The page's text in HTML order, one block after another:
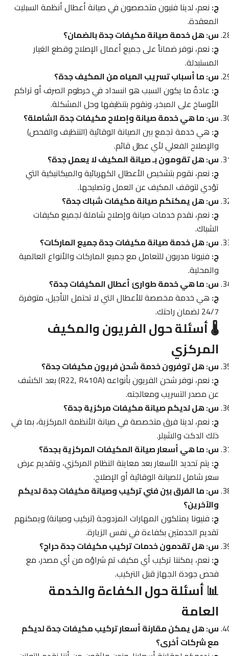
ج: نعم، لدينا فنيون متخصصون في صيانة أعطال أنظمة السبليت
المعقدة.
س: هل خدمة صيانة مكيفات جدة بالضمان؟
ج: نعم، نوفر ضماناً على جميع أعمال الإصلاح وقطع الغيار
المستبدلة.
س: ما أسباب تسريب المياه من المكيف جدة؟
ج: عادةً ما يكون السبب هو انسداد في خرطوم الصرف أو تراكم
الأوساخ على المبخر، ونقوم بتنظيفها وحل المشكلة.
س: ما هي خدمة صيانة وإصلاح مكيفات جدة الشاملة؟
ج: هي خدمة تجمع بين الصيانة الوقائية (التنظيف والفحص)
والإصلاح الفعلي لأي عطل قائم.
س: هل تقومون بـ صيانة المكيف لا يعمل جدة؟
ج: نعم، نقوم بتشخيص الأعطال الكهربائية والميكانيكية التي
تؤدي لتوقف المكيف عن العمل وتصليحها.
س: هل يمكنكم صيانة مكيفات شباك جدة؟
ج: نعم، نقدم خدمات صيانة وإصلاح شاملة لجميع مكيفات
الشباك.
س: هل خدمة صيانة مكيفات جدة جميع الماركات؟
ج: فنيونا مدربون للتعامل مع جميع الماركات والأنواع العالمية
والمحلية.
س: ما هي خدمة طوارئ أعطال المكيفات جدة؟
ج: هي خدمة مخصصة للأعطال التي لا تحتمل التأجيل، متوفرة
24/7 لضمان راحتك.
🌡️ أسئلة حول الفريون والمكيف
المركزي
س: هل توفرون خدمة شحن فريون مكيفات جدة؟
ج:
نعم، نوفر شحن الفريون بأنواعه (R22, R410A) بعد الكشف
عن مصدر التسريب ومعالجته.
س: هل لديكم صيانة مكيفات مركزية جدة؟
ج: نعم، لدينا فرق متخصصة في صيانة الأنظمة المركزية، بما في
ذلك الدكت والشيلر.
س: ما هي أسعار صيانة المكيفات المركزية بجدة؟
ج: يتم تحديد الأسعار بعد معاينة النظام المركزي، وتقديم عرض
سعر شامل للصيانة الوقائية أو الإصلاح.
س: ما الفرق بين فني تركيب وصيانة مكيفات جدة لديكم
والآخرين؟
ج: فنيونا يمتلكون المهارات المزدوجة (تركيب وصيانة) ويمكنهم
تقديم الخدمتين بكفاءة في نفس الزيارة.
س: هل تقدمون خدمات تركيب مكيفات جدة حراج؟
ج: نعم، يمكننا تركيب أي مكيف تم شراؤه من أي مصدر، مع
فحص جودة الجهاز قبل التركيب.
📊 أسئلة حول الكفاءة والخدمة
العامة
س: هل يمكن مقارنة أسعار تركيب مكيفات جدة لديكم
مع شركات أخرى؟